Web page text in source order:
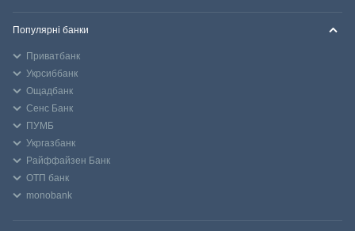
Популярні банки
Приватбанк
Укрсиббанк
Ощадбанк
Сенс Банк
ПУМБ
Укргазбанк
Райффайзен Банк
ОТП банк
monobank